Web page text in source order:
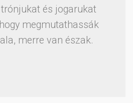
és jogarukat
megmutathassák
merre van észak.